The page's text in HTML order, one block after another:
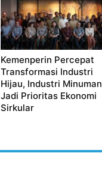
Kemenperin Percepat
Transformasi Industri
Hijau, Industri Minuman
Jadi Prioritas Ekonomi
Sirkular